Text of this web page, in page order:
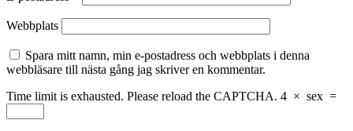
Webbplats
Spara mitt namn, min e-postadress och webbplats i denna
webbläsare till nästa gång jag skriver en kommentar.
Time limit is exhausted. Please reload the CAPTCHA. 4 × sex =